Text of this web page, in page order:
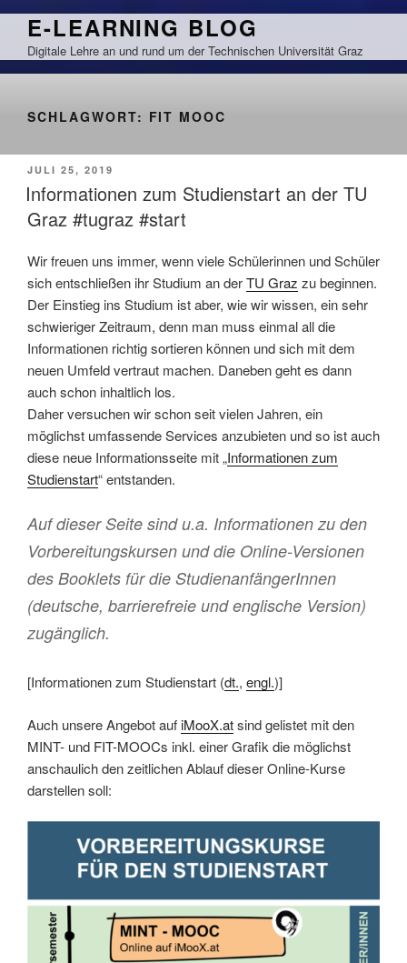
Zum
springen
E-LEARNING BLOG
Digitale Lehre an und rund um der Technischen Universität Graz
SCHLAGWORT: FIT MOOC
VERÖFFENTLICHT
AM
JULI 25, 2019
Informationen zum Studienstart an der TU
Graz #tugraz #start
Wir freuen uns immer, wenn viele Schülerinnen und Schüler
sich entschließen ihr Studium an derTU Graz zu beginnen.
Der Einstieg ins Studium ist aber, wie wir wissen, ein sehr
schwieriger Zeitraum, denn man muss einmal all die
Informationen richtig sortieren können und sich mit dem
neuen Umfeld vertraut machen. Daneben geht es dann
auch schon inhaltlich los.
Daher versuchen wir schon seit vielen Jahren, ein
möglichst umfassende Services anzubieten und so ist auch
diese neue Informationsseite mit „Informationen zum
Studienstart“ entstanden.
Auf dieser Seite sind u.a. Informationen zu den
Vorbereitungskursen und die Online-Versionen
des Booklets für die StudienanfängerInnen
(deutsche, barrierefreie und englische Version)
zugänglich.
[Informationen zum Studienstart (dt., engl.)]
Auch unsere Angebot aufiMooX.atsind gelistet mit den
MINT- und FIT-MOOCs inkl. einer Grafik die möglichst
anschaulich den zeitlichen Ablauf dieser Online-Kurse
darstellen soll: